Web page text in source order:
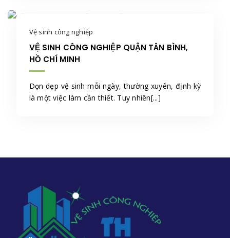
Vệ sinh công nghiệp
VỆ SINH CÔNG NGHIỆP QUẬN TÂN BÌNH,
HỒ CHÍ MINH
Dọn dẹp vệ sinh mỗi ngày, thường xuyên, định kỳ
là một việc làm cần thiết. Tuy nhiên[...]